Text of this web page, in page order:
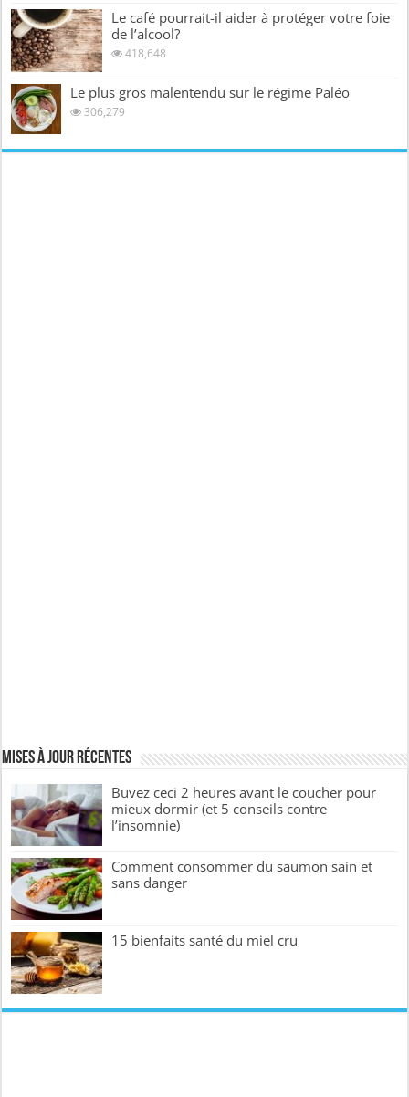
Le café pourrait-il aider à protéger votre foie
de l’alcool?
418,648
Le plus gros malentendu sur le régime Paléo
306,279
Mises à jour récentes
Buvez ceci 2 heures avant le coucher pour
mieux dormir (et 5 conseils contre
l’insomnie)
Comment consommer du saumon sain et
sans danger
15 bienfaits santé du miel cru